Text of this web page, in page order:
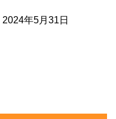
2024年5月31日